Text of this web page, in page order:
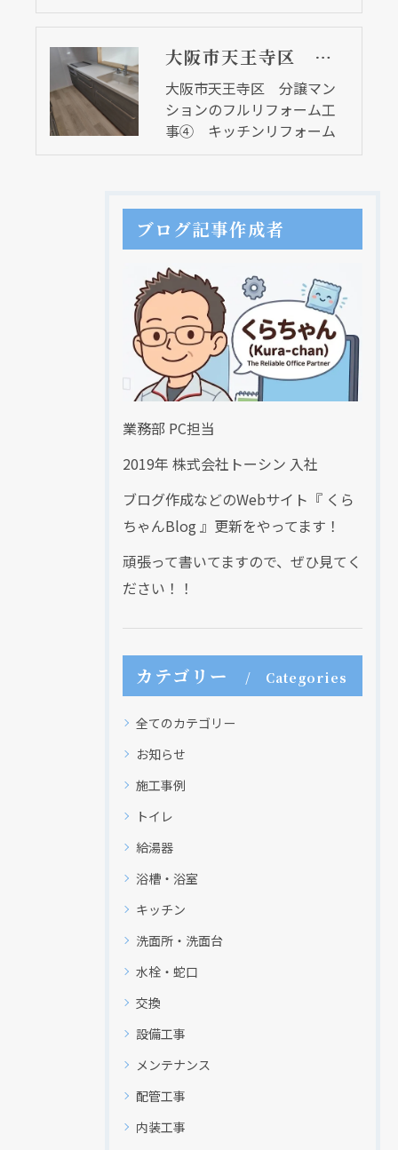
大阪市天王寺区 分譲マンションのフルリフォーム工事④ キッチンリフォーム
大阪市天王寺区 分譲マン
ションのフルリフォーム工
事④ キッチンリフォーム
ブログ記事作成者
業務部 PC担当
2019年 株式会社トーシン 入社
ブログ作成などのWebサイト『 くら
ちゃんBlog 』更新をやってます！
頑張って書いてますので、ぜひ見てく
ださい！！
カテゴリー Categories
全てのカテゴリー
お知らせ
施工事例
トイレ
給湯器
浴槽・浴室
キッチン
洗面所・洗面台
水栓・蛇口
交換
設備工事
メンテナンス
配管工事
内装工事
現在、新聞に入っている折込チラシです。
現在、新聞に入っている折込チラシです。